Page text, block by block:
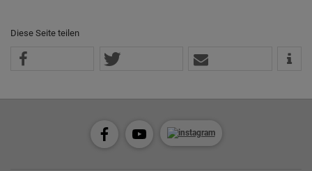
Diese Seite teilen